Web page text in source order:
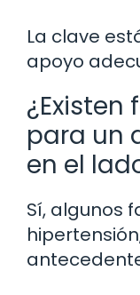
La clave
apoyo
¿Existen
para un
en el
Sí, algunos